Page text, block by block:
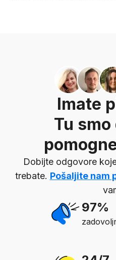
Imate
Tu smo
Dobijte odgovore
trebate. Pošaljite nam
97%